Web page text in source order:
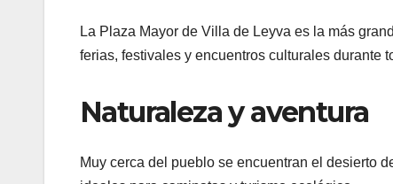
La Plaza Mayor de Villa de Leyva es la más
ferias, festivales y encuentros culturales durante
Naturaleza y aventura
Muy cerca del pueblo se encuentran el desierto